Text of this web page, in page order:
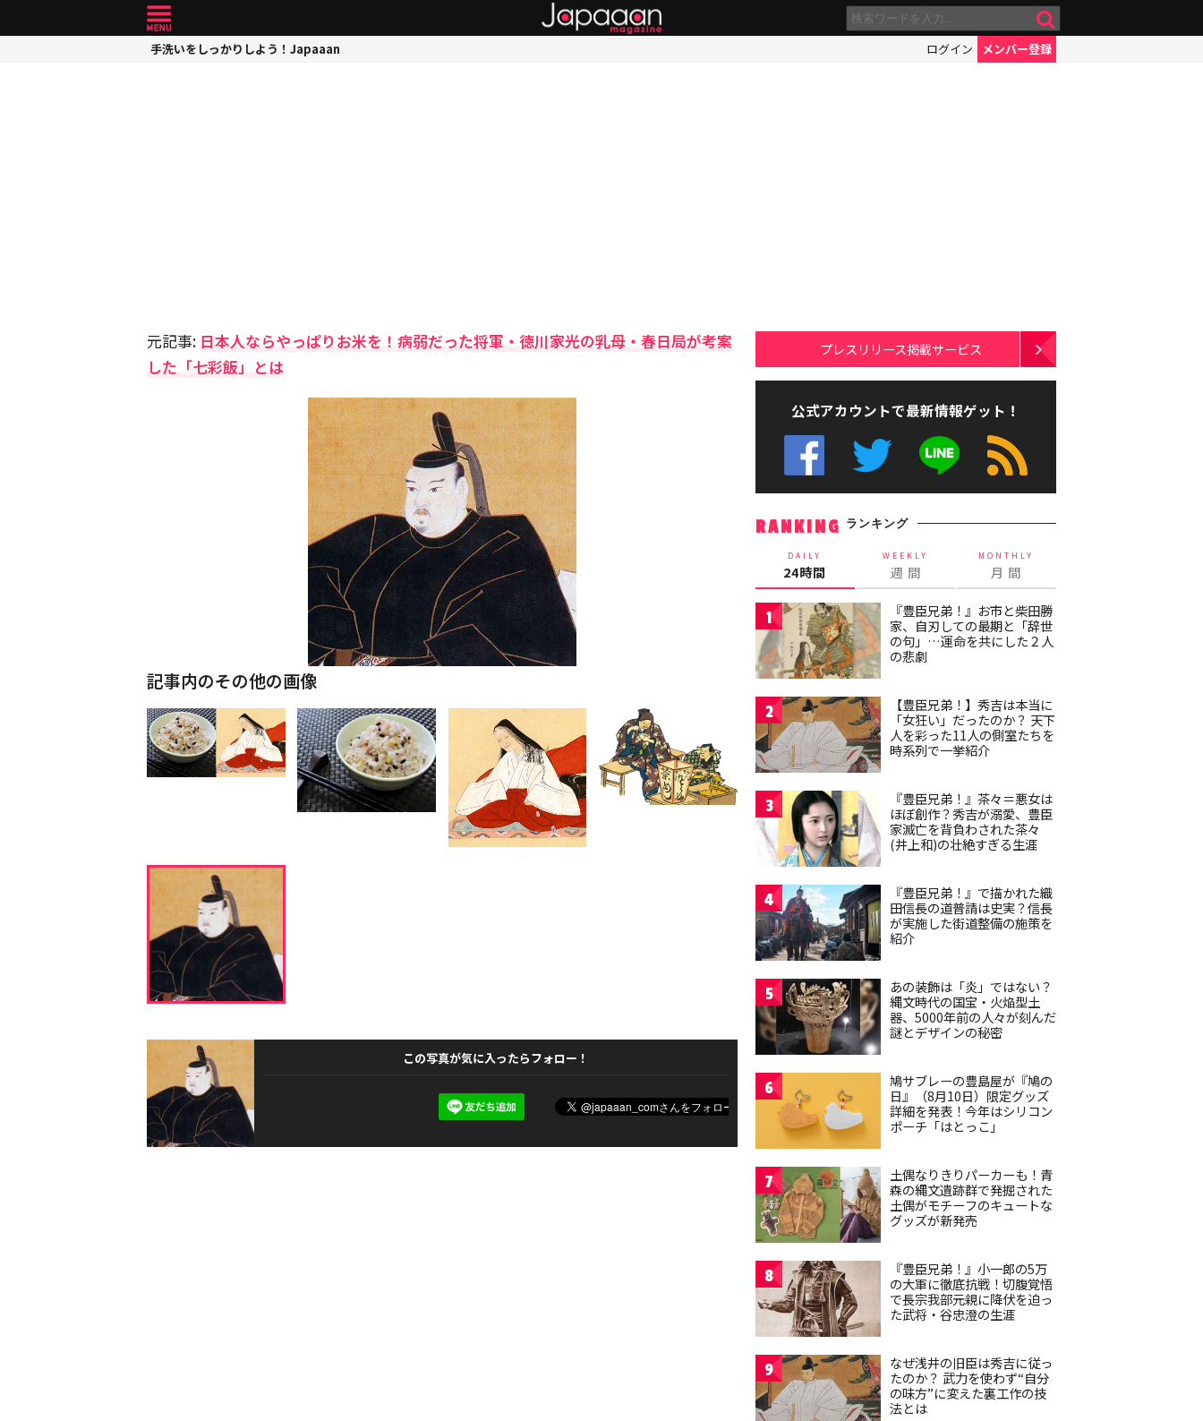
手洗いをしっかりしよう！Japaaan ログイン メンバー登録
元記事: 日本人ならやっぱりお米を！病弱だった将軍・徳川家光の乳母・春日局が考案
した「七彩飯」とは
記事内のその他の画像
この写真が気に入ったらフォロー！
プレスリリース掲載サービス
公式アカウントで最新情報ゲット！
RANKING ランキング
DAILY
24時間
WEEKLY
週 間
MONTHLY
月 間
1
『豊臣兄弟！』お市と柴田勝
家、自刃しての最期と「辞世
の句」…運命を共にした２人
の悲劇
2
【豊臣兄弟！】秀吉は本当に
「女狂い」だったのか？ 天下
人を彩った11人の側室たちを
時系列で一挙紹介
3
『豊臣兄弟！』茶々＝悪女は
ほぼ創作？秀吉が溺愛、豊臣
家滅亡を背負わされた茶々
(井上和)の壮絶すぎる生涯
4
『豊臣兄弟！』で描かれた織
田信長の道普請は史実？信長
が実施した街道整備の施策を
紹介
5
あの装飾は「炎」ではない？
縄文時代の国宝・火焔型土
器、5000年前の人々が刻んだ
謎とデザインの秘密
6
鳩サブレーの豊島屋が『鳩の
日』（8月10日）限定グッズ
詳細を発表！今年はシリコン
ポーチ「はとっこ」
7
土偶なりきりパーカーも！青
森の縄文遺跡群で発掘された
土偶がモチーフのキュートな
グッズが新発売
8
『豊臣兄弟！』小一郎の5万
の大軍に徹底抗戦！切腹覚悟
で長宗我部元親に降伏を迫っ
た武将・谷忠澄の生涯
9
なぜ浅井の旧臣は秀吉に従っ
たのか？ 武力を使わず“自分
の味方”に変えた裏工作の技
法とは